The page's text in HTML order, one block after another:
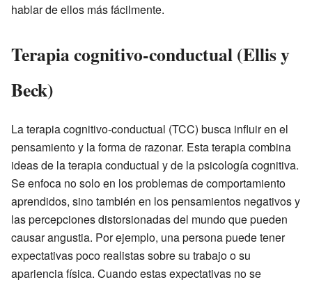
hablar de ellos más fácilmente.
Terapia cognitivo-conductual (Ellis y
Beck)
La terapia cognitivo-conductual (TCC) busca influir en el
pensamiento y la forma de razonar. Esta terapia combina
ideas de la terapia conductual y de la psicología cognitiva.
Se enfoca no solo en los problemas de comportamiento
aprendidos, sino también en los pensamientos negativos y
las percepciones distorsionadas del mundo que pueden
causar angustia. Por ejemplo, una persona puede tener
expectativas poco realistas sobre su trabajo o su
apariencia física. Cuando estas expectativas no se